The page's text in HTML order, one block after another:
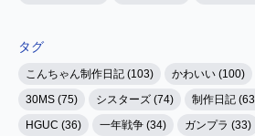
タグ
こんちゃん制作日記 (103) かわいい (100)
30MS (75)
シスターズ (74) 制作日記
HGUC (36)
一年戦争 (34) ガンプラ (33)